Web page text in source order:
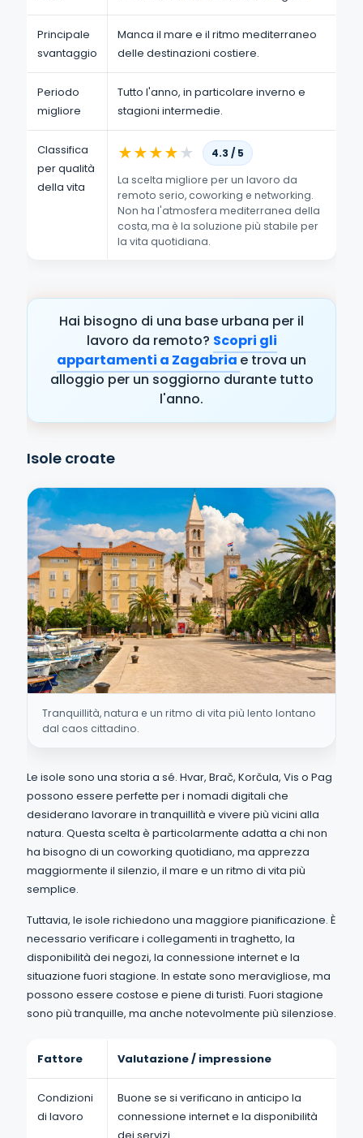
Principale
svantaggio
Manca il mare e il ritmo mediterraneo
delle destinazioni costiere.
Periodo
migliore
Tutto l'anno, in particolare inverno e
stagioni intermedie.
Classifica
per qualità
della vita
★★★★★
4.3 / 5
La scelta migliore per un lavoro da
remoto serio, coworking e networking.
Non ha l'atmosfera mediterranea della
costa, ma è la soluzione più stabile per
la vita quotidiana.
Hai bisogno di una base urbana per il
lavoro da remoto? Scopri gli
appartamenti a Zagabria e trova un
alloggio per un soggiorno durante tutto
l'anno.
Isole croate
Tranquillità, natura e un ritmo di vita più lento lontano
dal caos cittadino.
Le isole sono una storia a sé. Hvar, Brač, Korčula, Vis o Pag
possono essere perfette per i nomadi digitali che
desiderano lavorare in tranquillità e vivere più vicini alla
natura. Questa scelta è particolarmente adatta a chi non
ha bisogno di un coworking quotidiano, ma apprezza
maggiormente il silenzio, il mare e un ritmo di vita più
semplice.
Tuttavia, le isole richiedono una maggiore pianificazione. È
necessario verificare i collegamenti in traghetto, la
disponibilità dei negozi, la connessione internet e la
situazione fuori stagione. In estate sono meravigliose, ma
possono essere costose e piene di turisti. Fuori stagione
sono più tranquille, ma anche notevolmente più silenziose.
Fattore Valutazione / impressione
Condizioni
di lavoro
Buone se si verificano in anticipo la
connessione internet e la disponibilità